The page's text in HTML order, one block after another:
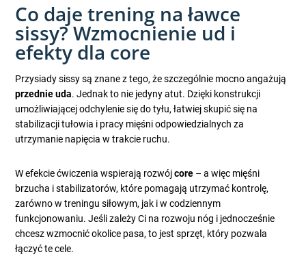
Co daje trening na ławce
sissy? Wzmocnienie ud i
efekty dla core
Przysiady sissy są znane z tego, że szczególnie mocno angażują
przednie uda. Jednak to nie jedyny atut. Dzięki konstrukcji
umożliwiającej odchylenie się do tyłu, łatwiej skupić się na
stabilizacji tułowia i pracy mięśni odpowiedzialnych za
utrzymanie napięcia w trakcie ruchu.
W efekcie ćwiczenia wspierają rozwójcore – a więc mięśni
brzucha i stabilizatorów, które pomagają utrzymać kontrolę,
zarówno w treningu siłowym, jak i w codziennym
funkcjonowaniu. Jeśli zależy Ci na rozwoju nóg i jednocześnie
chcesz wzmocnić okolice pasa, to jest sprzęt, który pozwala
łączyć te cele.